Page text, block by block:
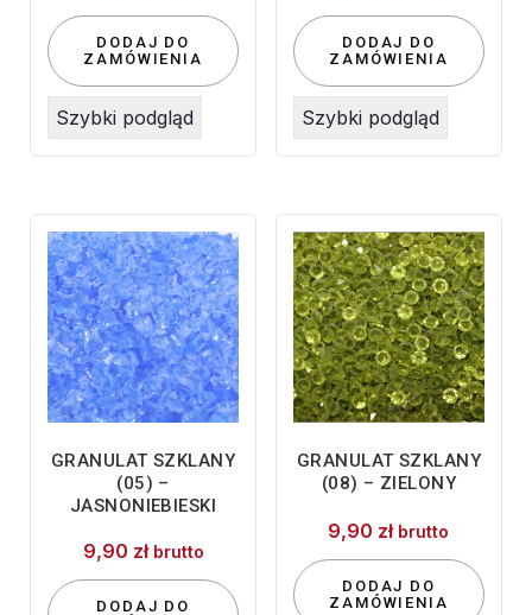
DODAJ DO
ZAMÓWIENIA
Szybki podgląd
DODAJ DO
ZAMÓWIENIA
Szybki podgląd
GRANULAT SZKLANY
(05) –
JASNONIEBIESKI
9,90 zł brutto
DODAJ DO
GRANULAT SZKLANY
(08) – ZIELONY
9,90 zł brutto
DODAJ DO
ZAMÓWIENIA